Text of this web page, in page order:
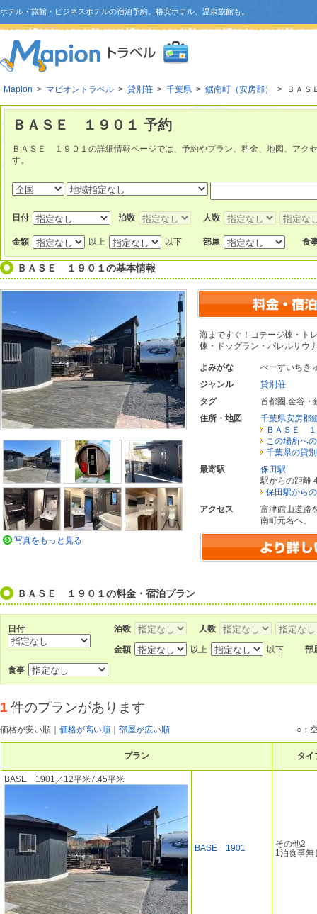
ホテル・旅館・ビジネスホテルの宿泊予約。格安ホテル、温泉旅館も。
Mapion > マピオントラベル > 貸別荘 > 千葉県 > 鋸南町（安房郡） > ＢＡＳ
ＢＡＳＥ １９０１ 予約
ＢＡＳＥ １９０１の詳細情報ページでは、予約やプラン、料金、地図、アク
す。
日付 泊数 人数
金額 以上 以下 部屋 食
ＢＡＳＥ １９０１の基本情報
海まですぐ！コテージ棟・ト
棟・ドッグラン・バレルサウ
よみがな
べーすいちき
ジャンル
貸別荘
タグ
首都圏 ,金谷・
住所・地図
千葉県安房郡
ＢＡＳＥ １
この場所へ
千葉県の貸
最寄駅
保田駅
駅からの距離
保田駅から
アクセス
富津館山道路
南町元名へ。
写真をもっと見る
ＢＡＳＥ １９０１の料金・宿泊プラン
日付 泊数 人数
金額 以上 以下 部
食事
1 件のプランがあります
価格が安い順 価格が高い順 部屋が広い順 ○：
プラン タイ
BASE 1901／12平米7.45平米
BASE 1901
その他2
1泊食事無